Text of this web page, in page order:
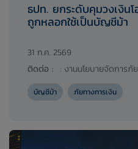
ธปท. ยกระดับคุมวงเงิน
ถูกหลอกใช้เป็นบัญชีม้า
31 ก.ค. 2569
ติดต่อ : : งานนโยบายจัดการภั
บัญชีม้า ภัยทางการเงิน